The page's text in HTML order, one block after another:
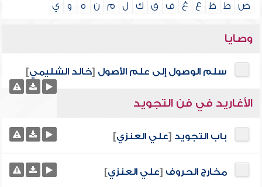
ض
ط ظ ع غ ف ق ك ل م ن ه و ي
وصايا
سلم الوصول إلى علم الأصول [خالد الشليمي]
الأغاريد في فن التجويد
باب التجويد [علي العنزي]
مخارج الحروف [علي العنزي]